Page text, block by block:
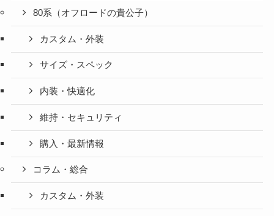
80系（オフロードの貴公子）
カスタム・外装
サイズ・スペック
内装・快適化
維持・セキュリティ
購入・最新情報
コラム・総合
カスタム・外装